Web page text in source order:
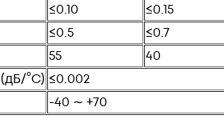
≤0.10
≤0.15
≤0.5
≤0.7
55
40
°С) ≤0.002
-40 ∼ +70